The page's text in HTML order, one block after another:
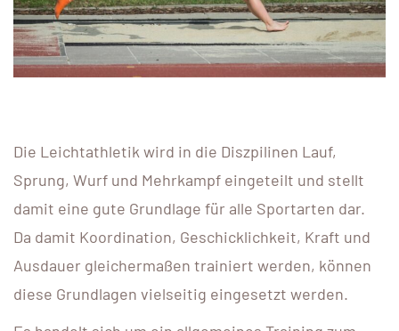
Die Leichtathletik wird in die Diszpilinen Lauf,
Sprung, Wurf und Mehrkampf eingeteilt und stellt
damit eine gute Grundlage für alle Sportarten dar.
Da damit Koordination, Geschicklichkeit, Kraft und
Ausdauer gleichermaßen trainiert werden, können
diese Grundlagen vielseitig eingesetzt werden.